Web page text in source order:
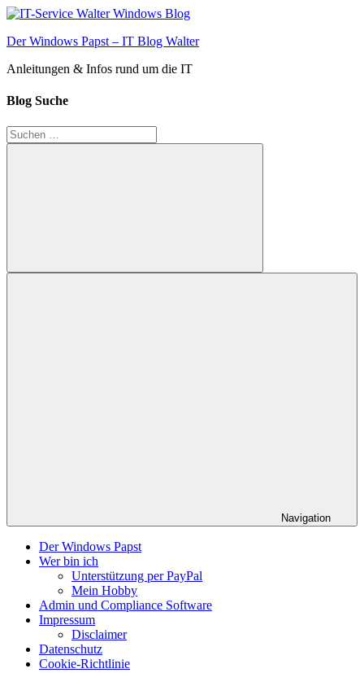
Zum
springen
Der Windows Papst – IT Blog Walter
Anleitungen & Infos rund um die IT
Blog Suche
Suchen
nach:
Suchen
Navigation
Der Windows Papst
Wer bin ich
Unterstützung per PayPal
Mein Hobby
Admin und Compliance Software
Impressum
Disclaimer
Datenschutz
Cookie-Richtlinie